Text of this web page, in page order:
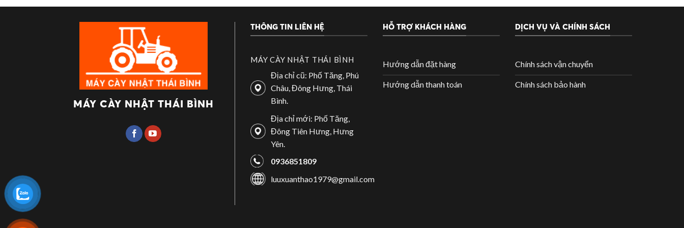
Hiện nay, Máy cày Nhật Thái Bình đang cung cấp 1 số mẫu máy cày Kubota 1 cầu chất lượng cho bà con. Sản phẩm làm việc
tốt trên địa hình bằng phẳng, ít gồ ghề.
Nhược điểm máy cày Kubota FWD
Tuy nhiên, vì động cơ, hộp số và hệ thống dẫn động được lắp đặt ở đầu xe khiến trọng tâm xe dồn về phía trước. Khi di
chuyển đến đoạn đường cua, khả năng của máy cày giảm và người điều khiến khó cua hơn.
Trong trường hợp máy chờ hàng hóa quá nặng ở phía sau sẽ tăng tốc kém.
Vì 2 bánh trước thực hiện nhiệm vụ kéo xe và dẫn hướng nên tình trạng hao mòn diễn ra nhanh hơn 2 bánh sau.
Máy cày Kubota dẫn động cầu sau
MÁY CÀY NHẬT THÁI BÌNH
THÔNG TIN LIÊN HỆ
MÁY CÀY NHẬT THÁI BÌNH
Địa chỉ cũ: Phố Tăng, Phú
Châu, Đông Hưng, Thái
Bình.
Địa chỉ mới: Phố Tăng,
Đông Tiên Hưng, Hưng
Yên.
0936851809
luuxuanthao1979@gmail.com
HỖ TRỢ KHÁCH HÀNG
Hướng dẫn đặt hàng
Hướng dẫn thanh toán
DỊCH VỤ VÀ CHÍNH SÁCH
Chính sách vận chuyển
Chính sách bảo hành